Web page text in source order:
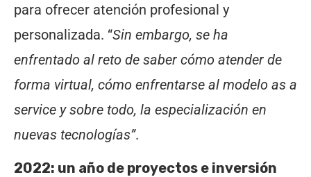
para ofrecer atención profesional y
personalizada. “Sin embargo, se ha
enfrentado al reto de saber cómo atender de
forma virtual, cómo enfrentarse al modelo as a
service y sobre todo, la especialización en
nuevas tecnologías”.
2022: un año de proyectos e inversión